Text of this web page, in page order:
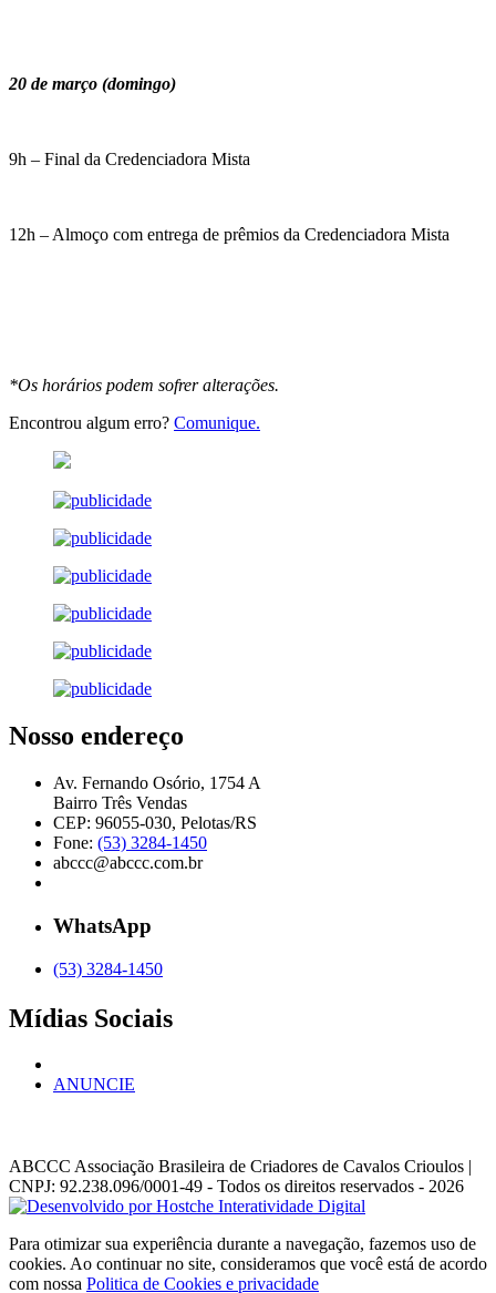
20 de março (domingo)
9h – Final da Credenciadora Mista
12h – Almoço com entrega de prêmios da Credenciadora Mista
*Os horários podem sofrer alterações.
Encontrou algum erro? Comunique.
Nosso endereço
Av. Fernando Osório, 1754 A
Bairro Três Vendas
CEP: 96055-030, Pelotas/RS
Fone: (53) 3284-1450
abccc@abccc.com.br
WhatsApp
(53) 3284-1450
Mídias Sociais
ANUNCIE
ABCCC Associação Brasileira de Criadores de Cavalos Crioulos |
CNPJ: 92.238.096/0001-49 - Todos os direitos reservados - 2026
Para otimizar sua experiência durante a navegação, fazemos uso de
cookies. Ao continuar no site, consideramos que você está de acordo
com nossa Politica de Cookies e privacidade